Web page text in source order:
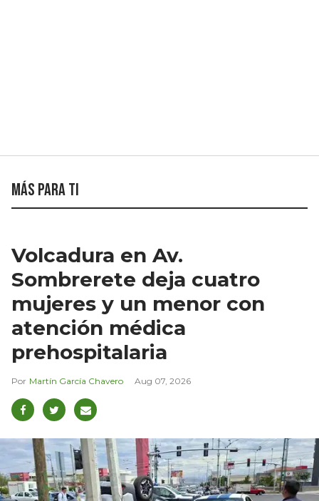
Más para ti
Volcadura en Av.
Sombrerete deja cuatro
mujeres y un menor con
atención médica
prehospitalaria
Martín García Chavero Aug 07, 2026